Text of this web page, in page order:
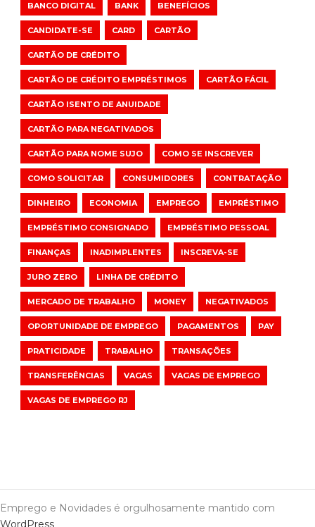
BANCO DIGITAL BANK BENEFÍCIOS
CANDIDATE-SE CARD CARTÃO
CARTÃO DE CRÉDITO
CARTÃO DE CRÉDITO EMPRÉSTIMOS CARTÃO FÁCIL
CARTÃO ISENTO DE ANUIDADE
CARTÃO PARA NEGATIVADOS
CARTÃO PARA NOME SUJO COMO SE INSCREVER
COMO SOLICITAR CONSUMIDORES CONTRATAÇÃO
DINHEIRO ECONOMIA EMPREGO EMPRÉSTIMO
EMPRÉSTIMO CONSIGNADO EMPRÉSTIMO PESSOAL
FINANÇAS INADIMPLENTES INSCREVA-SE
JURO ZERO LINHA DE CRÉDITO
MERCADO DE TRABALHO MONEY NEGATIVADOS
OPORTUNIDADE DE EMPREGO PAGAMENTOS PAY
PRATICIDADE TRABALHO TRANSAÇÕES
TRANSFERÊNCIAS VAGAS VAGAS DE EMPREGO
VAGAS DE EMPREGO RJ
Emprego e Novidades é orgulhosamente mantido com
WordPress